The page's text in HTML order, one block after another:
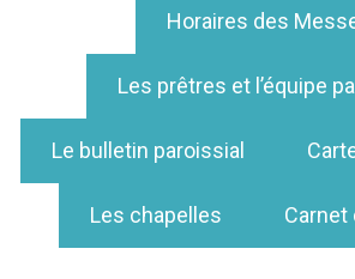
Horaires des
Les prêtres et l’équipe
Le bulletin paroissial
Les chapelles Carnet